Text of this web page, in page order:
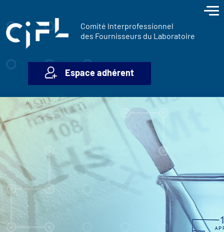
Comité Interprofessionnel
des Fournisseurs du Laboratoire
Espace adhérent